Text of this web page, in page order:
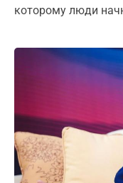
которому люди